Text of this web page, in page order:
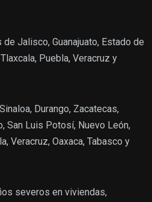
Jalisco, Guanajuato, Estado de
Puebla, Veracruz y
Durango, Zacatecas,
San Luis Potosí, Nuevo León,
Veracruz, Oaxaca, Tabasco y
severos en viviendas,